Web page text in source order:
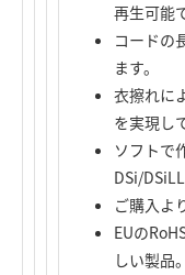
再生可能
コードの
ます。
衣擦れに
を実現し
ソフトで
DSi/
ご購入よ
EUの
しい製品。